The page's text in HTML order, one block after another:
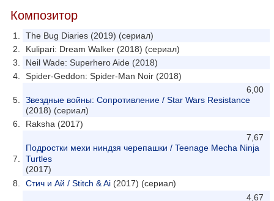
Композитор
The Bug Diaries (2019) (сериал)
Kulipari: Dream Walker (2018) (сериал)
Neil Wade: Superhero Aide (2018)
Spider-Geddon: Spider-Man Noir (2018)
6,00
Звездные войны: Сопротивление / Star Wars Resistance
(2018) (сериал)
Raksha (2017)
7,67
Подростки мехи ниндзя черепашки / Teenage Mecha Ninja
Turtles
(2017)
Стич и Ай / Stitch & Ai (2017) (сериал)
4,67